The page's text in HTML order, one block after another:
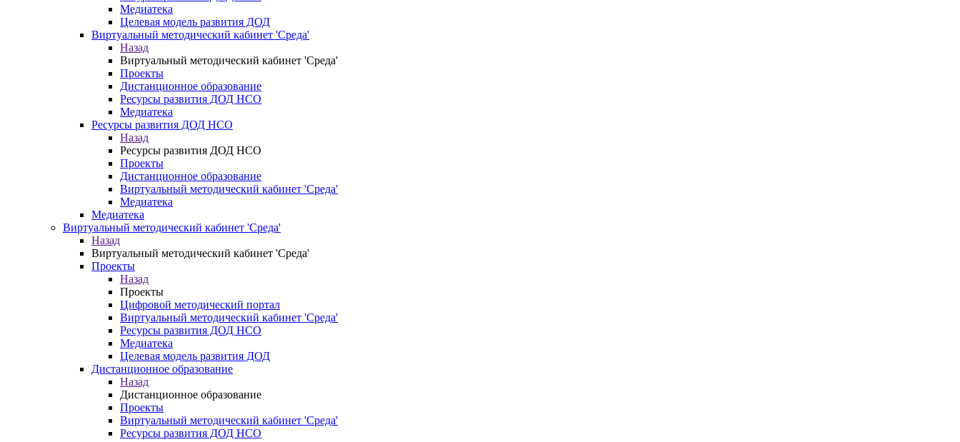
Медиатека
Целевая модель развития ДОД
Виртуальный методический кабинет 'Среда'
Назад
Виртуальный методический кабинет 'Среда'
Проекты
Дистанционное образование
Ресурсы развития ДОД НСО
Медиатека
Ресурсы развития ДОД НСО
Назад
Ресурсы развития ДОД НСО
Проекты
Дистанционное образование
Виртуальный методический кабинет 'Среда'
Медиатека
Медиатека
Виртуальный методический кабинет 'Среда'
Назад
Виртуальный методический кабинет 'Среда'
Проекты
Назад
Проекты
Цифровой методический портал
Виртуальный методический кабинет 'Среда'
Ресурсы развития ДОД НСО
Медиатека
Целевая модель развития ДОД
Дистанционное образование
Назад
Дистанционное образование
Проекты
Виртуальный методический кабинет 'Среда'
Ресурсы развития ДОД НСО